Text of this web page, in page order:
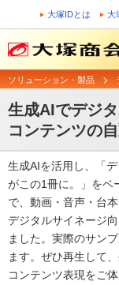
大塚IDとは 大
ソリューション・製品
生成AIでデジ
コンテンツの
生成AIを活用し、「
がこの1冊に。」をベ
で、動画・音声・台
デジタルサイネージ
ました。実際のサン
ます。ぜひ再生して
コンテンツ表現をご体